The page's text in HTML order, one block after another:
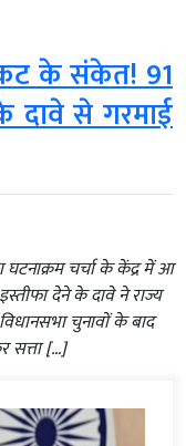
के संकेत! 91
दावे से गरमाई
घटनाक्रम चर्चा के केंद्र में आ
देने के दावे ने राज्य
चुनावों के बाद
सत्ता […]